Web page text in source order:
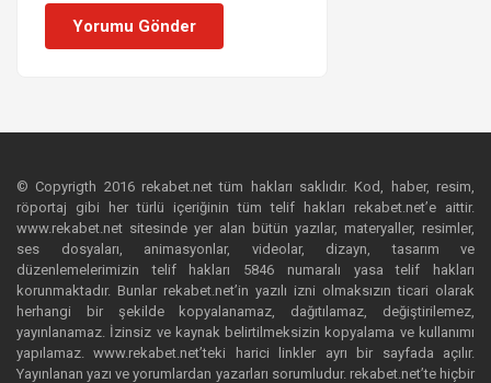
Yorumu Gönder
© Copyrigth 2016 rekabet.net tüm hakları saklıdır. Kod, haber, resim,
röportaj gibi her türlü içeriğinin tüm telif hakları rekabet.net’e aittir.
www.rekabet.net sitesinde yer alan bütün yazılar, materyaller, resimler,
ses dosyaları, animasyonlar, videolar, dizayn, tasarım ve
düzenlemelerimizin telif hakları 5846 numaralı yasa telif hakları
korunmaktadır. Bunlar rekabet.net’in yazılı izni olmaksızın ticari olarak
herhangi bir şekilde kopyalanamaz, dağıtılamaz, değiştirilemez,
yayınlanamaz. İzinsiz ve kaynak belirtilmeksizin kopyalama ve kullanımı
yapılamaz. www.rekabet.net’teki harici linkler ayrı bir sayfada açılır.
Yayınlanan yazı ve yorumlardan yazarları sorumludur. rekabet.net’te hiçbir